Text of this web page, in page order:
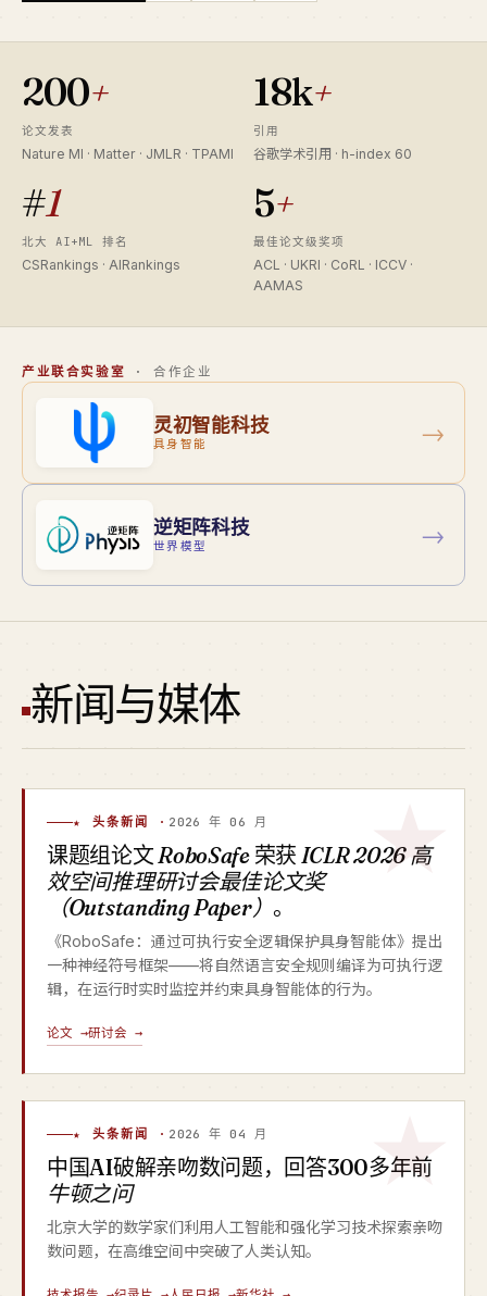
200+
论文发表
Nature MI · Matter · JMLR · TPAMI
18k+
引用
谷歌学术引用 · h-index 60
#1
北大 AI+ML 排名
CSRankings · AIRankings
5+
最佳论文级奖项
ACL · UKRI · CoRL · ICCV ·
AAMAS
产业联合实验室 · 合作企业
灵初智能科技
具身智能 →
逆矩阵科技
世界模型 →
新闻与媒体
★ 头条新闻 · 2026 年 06 月
课题组论文RoboSafe荣获 ICLR 2026 高
效空间推理研讨会最佳论文奖
（Outstanding Paper） 。
《RoboSafe：通过可执行安全逻辑保护具身智能体》提出
一种神经符号框架——将自然语言安全规则编译为可执行逻
辑，在运行时实时监控并约束具身智能体的行为。
论文 →研讨会 →
★ 头条新闻 · 2026 年 04 月
中国AI破解亲吻数问题，回答300多年前
牛顿之问
北京大学的数学家们利用人工智能和强化学习技术探索亲吻
数问题，在高维空间中突破了人类认知。